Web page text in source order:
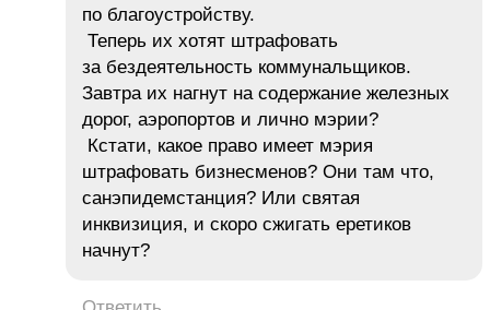
по благоустройству.
Теперь их хотят штрафовать
за бездеятельность коммунальщиков.
Завтра их нагнут на содержание железных
дорог, аэропортов и лично мэрии?
Кстати, какое право имеет мэрия
штрафовать бизнесменов? Они там что,
санэпидемстанция? Или святая
инквизиция, и скоро сжигать еретиков
начнут?